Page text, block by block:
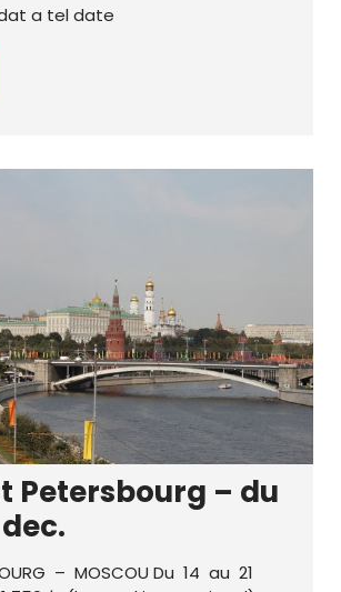
a tel date
Petersbourg – du
– MOSCOU Du 14 au 21